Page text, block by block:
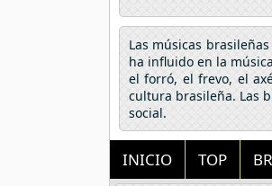
Las músicas
ha influido en la
el forró, el frevo, el
cultura brasileña. Las
social.
INICIO TOP